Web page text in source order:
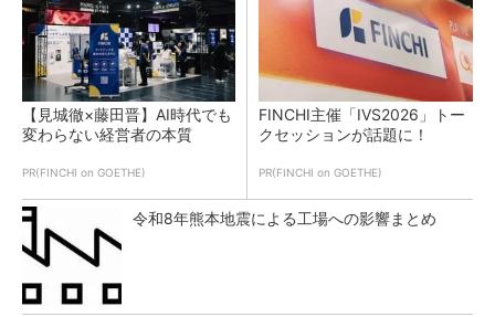
【見城徹×藤田晋】AI時代でも
変わらない経営者の本質
PR(FINCHI on GOETHE)
FINCHI主催「IVS2026」トー
クセッションが話題に！
PR(FINCHI on GOETHE)
令和8年熊本地震による工場への影響まとめ